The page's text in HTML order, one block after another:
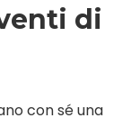
di
con sé una